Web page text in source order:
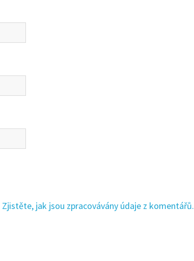
Zjistěte, jak jsou zpracovávány údaje z komentářů.